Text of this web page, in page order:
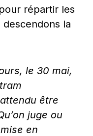
répartir les
la
le 30 mai,
être
juge ou
en